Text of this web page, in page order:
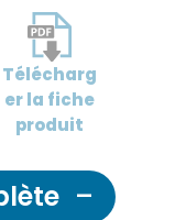
Télécharg
erla fiche
produit